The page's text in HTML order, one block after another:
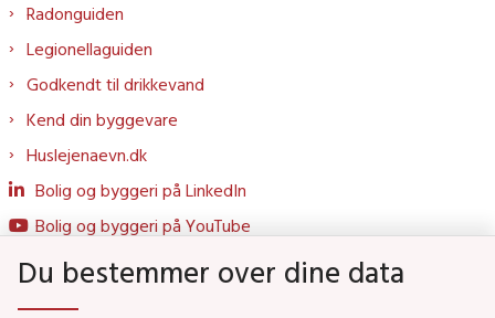
Radonguiden
Legionellaguiden
Godkendt til drikkevand
Kend din byggevare
Huslejenaevn.dk
Bolig og byggeri på LinkedIn
Bolig og byggeri på YouTube
Du bestemmer over dine data